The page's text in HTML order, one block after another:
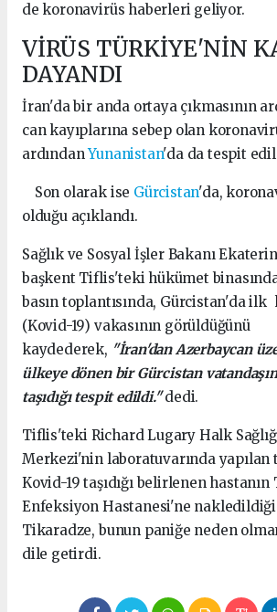
de koronavirüs haberleri geliyor.
VİRÜS TÜRKİYE'NİN
DAYANDI
İran'da bir anda ortaya çıkmasının
can kayıplarına sebep olan
ardındanYunanistan'da da tespit
Son olarak ise Gürcistan'da,
olduğu açıklandı.
Sağlık ve Sosyal İşler Bakanı
başkent Tiflis'teki hükümet
basın toplantısında, Gürcistan'da
(Kovid-19) vakasının görüldüğünü
kaydederek, "İran'dan Azerbaycan
ülkeye dönen bir Gürcistan
taşıdığı tespit edildi."dedi.
Tiflis'teki Richard Lugary Halk
Merkezi'nin laboratuvarında yapılan
Kovid-19 taşıdığı belirlenen
Enfeksiyon Hastanesi'ne
Tikaradze, bunun paniğe neden
dile getirdi.